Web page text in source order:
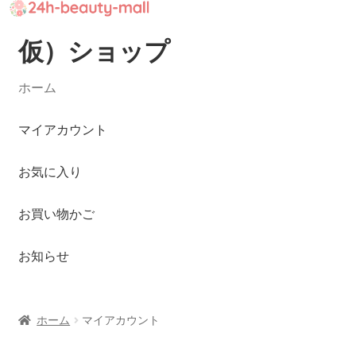
ナ
ビ
ゲ
シ
ン
キ
プ
コ
ン
テ
ツ
ス
プ
仮）ショップ
ホーム
マイアカウント
お気に入り
お買い物かご
お知らせ
ホーム マイアカウント